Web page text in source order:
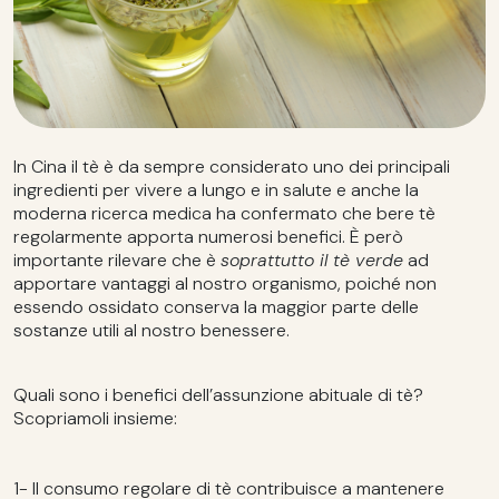
In Cina il tè è da sempre considerato uno dei principali
ingredienti per vivere a lungo e in salute e anche la
moderna ricerca medica ha confermato che bere tè
regolarmente apporta numerosi benefici. È però
importante rilevare che è soprattutto il tè verdead
apportare vantaggi al nostro organismo, poiché non
essendo ossidato conserva la maggior parte delle
sostanze utili al nostro benessere.
Quali sono i benefici dell’assunzione abituale di tè?
Scopriamoli insieme:
1- Il consumo regolare di tè contribuisce a mantenere